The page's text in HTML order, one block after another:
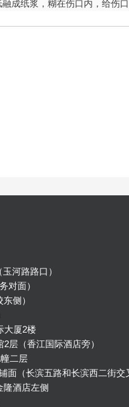
成纸浆，糊在伤口内，给伤口
河路路口）
对面）
侧）
大厦2楼
层（香江国际酒店旁）
二层
面（长滨五路和长滨西二街交
隆酒店左侧